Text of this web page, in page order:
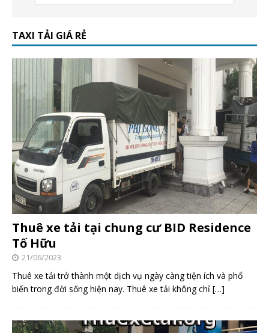
TAXI TẢI GIÁ RẺ
Thuê xe tải tại chung cư BID Residence
Tố Hữu
21/06/2023
Thuê xe tải trở thành một dịch vụ ngày càng tiện ích và phổ
biến trong đời sống hiện nay. Thuê xe tải không chỉ […]